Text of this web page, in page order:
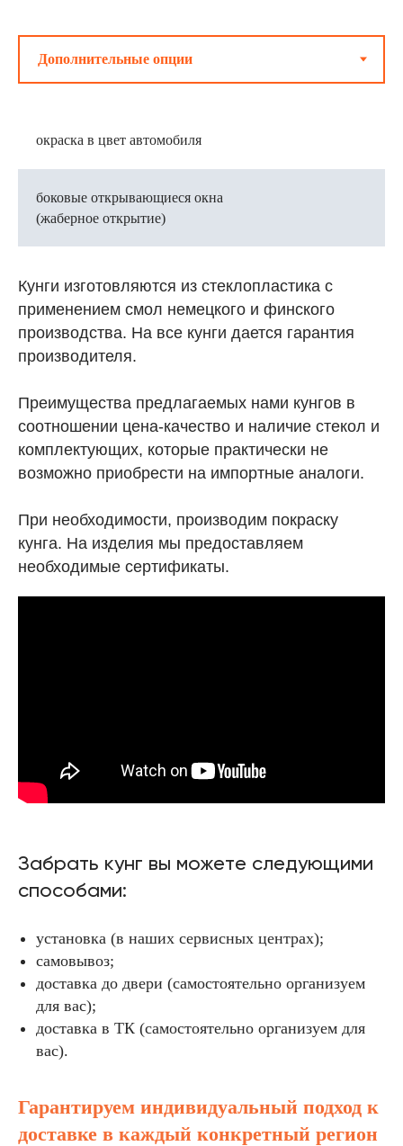
окраска в цвет автомобиля
боковые открывающиеся окна
(жаберное открытие)
Кунги изготовляются из стеклопластика с
применением смол немецкого и финского
производства. На все кунги дается гарантия
производителя.
Преимущества предлагаемых нами кунгов в
соотношении цена-качество и наличие стекол и
комплектующих, которые практически не
возможно приобрести на импортные аналоги.
При необходимости, производим покраску
кунга. На изделия мы предоставляем
необходимые сертификаты.
Забрать кунг вы можете следующими
способами:
установка (в наших сервисных центрах);
самовывоз;
доставка до двери (самостоятельно организуем
для вас);
доставка в ТК (самостоятельно организуем для
вас).
Гарантируем индивидуальный подход к
доставке в каждый конкретный регион